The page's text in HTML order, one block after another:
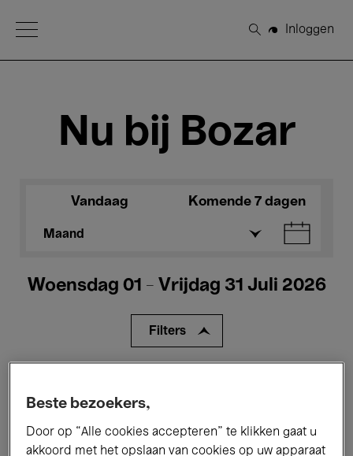
Open Menu
Zoeken
Inloggen
Nu bij Bozar
Vandaag Komende 7 dagen
Maand
Woensdag 01 - Vrijdag 31 Juli 2026
Filters
Beste bezoekers,
Door op “Alle cookies accepteren” te klikken gaat u
akkoord met het opslaan van cookies op uw apparaat